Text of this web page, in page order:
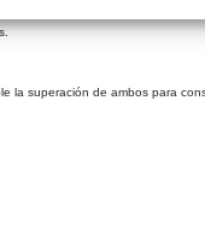
la superación de ambos para